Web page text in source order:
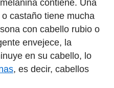
contiene. Una
castaño tiene mucha
con cabello rubio o
envejece, la
en su cabello, lo
, es decir, cabellos